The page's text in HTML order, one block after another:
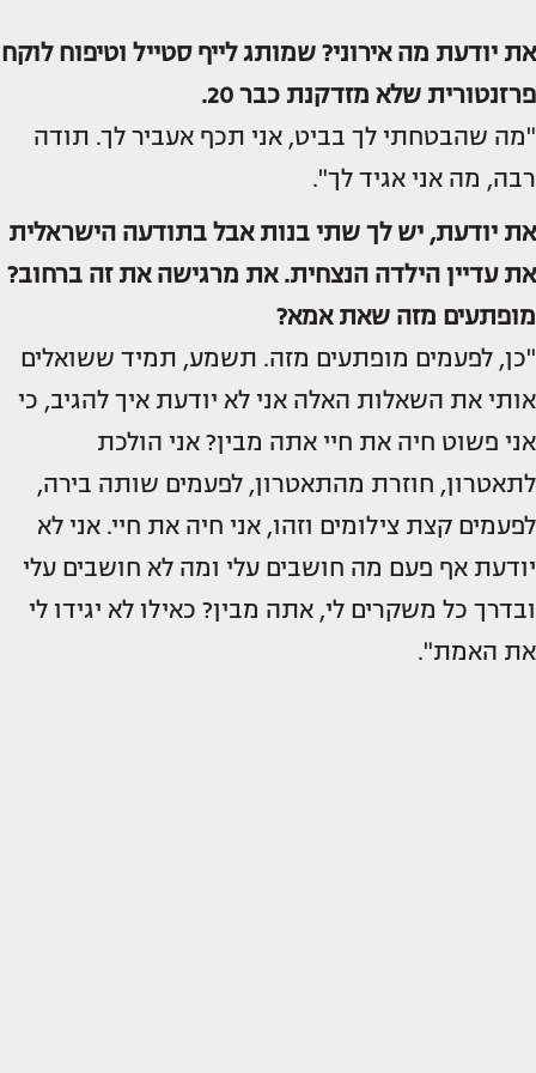
את יודעת מה אירוני? שמותג לייף סטייל וטיפוח לוקח
פרזנטורית שלא מזדקנת כבר 20.
"מה שהבטחתי לך בביט, אני תכף אעביר לך. תודה
רבה, מה אני אגיד לך".
את יודעת, יש לך שתי בנות אבל בתודעה הישראלית
את עדיין הילדה הנצחית. את מרגישה את זה ברחוב?
מופתעים מזה שאת אמא?
"כן, לפעמים מופתעים מזה. תשמע, תמיד ששואלים
אותי את השאלות האלה אני לא יודעת איך להגיב, כי
אני פשוט חיה את חיי אתה מבין? אני הולכת
לתאטרון, חוזרת מהתאטרון, לפעמים שותה בירה,
לפעמים קצת צילומים וזהו, אני חיה את חיי. אני לא
יודעת אף פעם מה חושבים עלי ומה לא חושבים עלי
ובדרך כל משקרים לי, אתה מבין? כאילו לא יגידו לי
את האמת".